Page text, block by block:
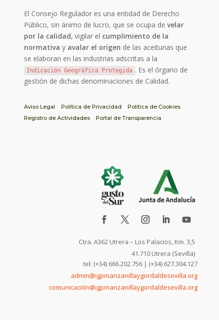
El Consejo Regulador es una entidad de Derecho
Público, sin ánimo de lucro, que se ocupa develar
por la calidad, vigilar el cumplimiento de la
normativa y avalar el origen de las aceitunas que
se elaboran en las industrias adscritas a la
Indicación Geográfica Protegida . Es el órgano de
gestión de dichas denominaciones de Calidad.
Aviso Legal Política de Privacidad
Política de Cookies
Registro de Actividades
Portal de Transparencia
Ctra. A362 Utrera – Los Palacios, Km. 3,5
41.710 Utrera (Sevilla)
tel: (+34) 666.202.756 | (+34) 627.304.127
admin@igpmanzanillaygordaldesevilla.org
comunicación@igpmanzanillaygordaldesevilla.org